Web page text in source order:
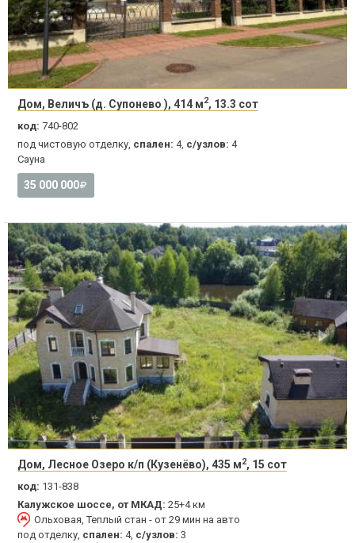
Дом, Величъ (д. Супонево ), 414 м2, 13.3 сот
код: 740-802
под чистовую отделку, спален: 4, с/узлов: 4
Сауна
35 000 000
Дом, Лесное Озеро к/п (Кузенёво), 435 м2, 15 сот
код: 131-838
Калужское шоссе, от МКАД: 25+4 км
Ольховая, Теплый стан - от 29 мин на авто
под отделку, спален: 4, с/узлов: 3